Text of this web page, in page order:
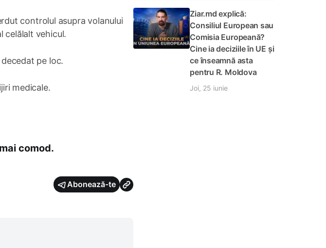
controlul asupra volanului
celălalt vehicul.
pe loc.
medicale.
comod.
Abonează-te
Ziar.md explică:
Consiliul European sau
Comisia Europeană?
Cine ia deciziile în UE și
ce înseamnă asta
pentru R. Moldova
Joi, 25 iunie